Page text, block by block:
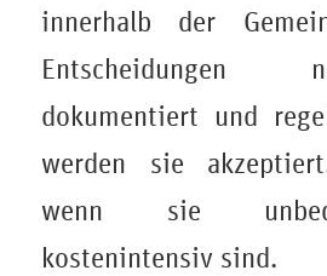
innerhalb der
Entscheidungen
dokumentiert und
werden sie
wenn sie
kostenintensiv sind.